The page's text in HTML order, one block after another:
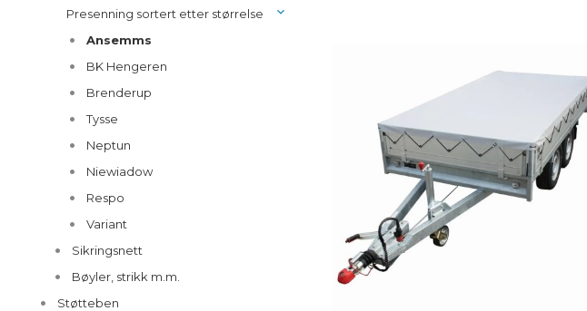
Presenning sortert etter størrelse
Ansemms
BK Hengeren
Brenderup
Tysse
Neptun
Niewiadow
Respo
Variant
Sikringsnett
Bøyler, strikk m.m.
Støtteben